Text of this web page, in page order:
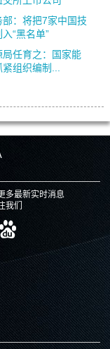
部：将把7家中国技
“黑名单”
局任育之：国家能
组织编制...
多最新实时消息
我们